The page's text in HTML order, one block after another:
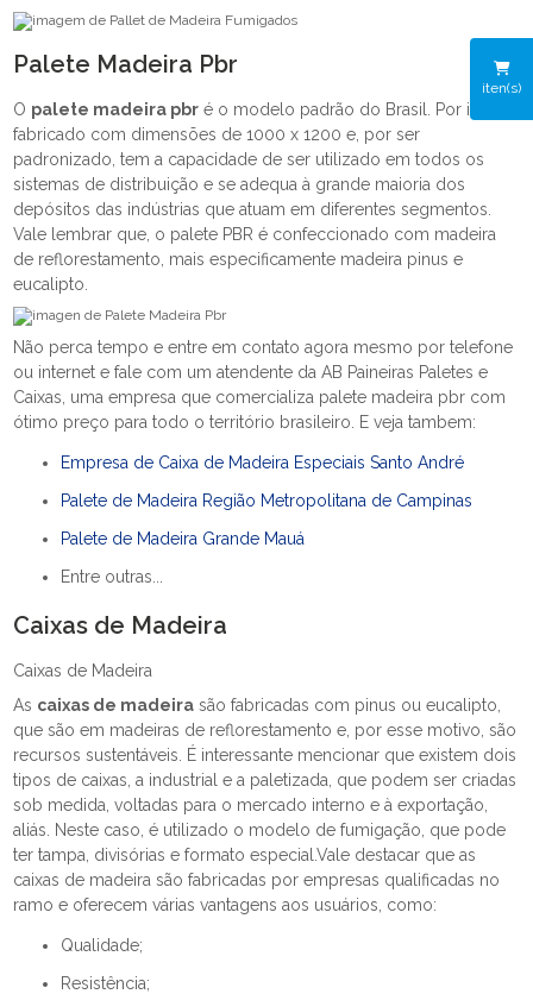
iten(s)
Palete Madeira Pbr
O palete madeira pbr é o modelo padrão do Brasil. Por isso, é
fabricado com dimensões de 1000 x 1200 e, por ser
padronizado, tem a capacidade de ser utilizado em todos os
sistemas de distribuição e se adequa à grande maioria dos
depósitos das indústrias que atuam em diferentes segmentos.
Vale lembrar que, o palete PBR é confeccionado com madeira
de reflorestamento, mais especificamente madeira pinus e
eucalipto.
Não perca tempo e entre em contato agora mesmo por telefone
ou internet e fale com um atendente da AB Paineiras Paletes e
Caixas, uma empresa que comercializa palete madeira pbr com
ótimo preço para todo o território brasileiro. E veja tambem:
Empresa de Caixa de Madeira Especiais Santo André
Palete de Madeira Região Metropolitana de Campinas
Palete de Madeira Grande Mauá
Entre outras...
Caixas de Madeira
Caixas de Madeira
As caixas de madeira são fabricadas com pinus ou eucalipto,
que são em madeiras de reflorestamento e, por esse motivo, são
recursos sustentáveis. É interessante mencionar que existem dois
tipos de caixas, a industrial e a paletizada, que podem ser criadas
sob medida, voltadas para o mercado interno e à exportação,
aliás. Neste caso, é utilizado o modelo de fumigação, que pode
ter tampa, divisórias e formato especial.Vale destacar que as
caixas de madeira são fabricadas por empresas qualificadas no
ramo e oferecem várias vantagens aos usuários, como:
Qualidade;
Resistência;